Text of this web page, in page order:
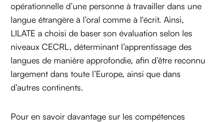
opérationnelle d’une personne à travailler dans une
langue étrangère à l’oral comme à l'écrit. Ainsi,
LILATE a choisi de baser son évaluation selon les
niveaux CECRL, déterminant l’apprentissage des
langues de manière approfondie, afin d’être reconnu
largement dans toute l’Europe, ainsi que dans
d’autres continents.
Pour en savoir davantage sur les compétences